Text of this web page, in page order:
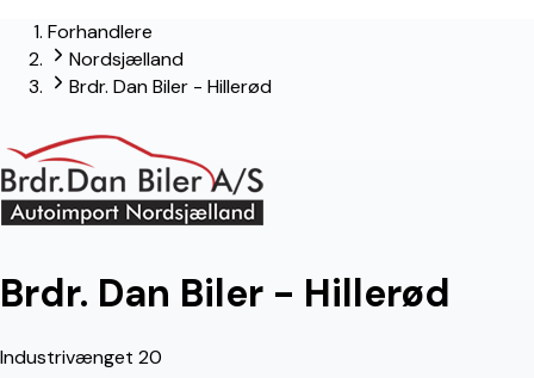
lead-forhandler
Forhandlere
Nordsjælland
Brdr. Dan Biler - Hillerød
Brdr. Dan Biler - Hillerød
Industrivænget 20